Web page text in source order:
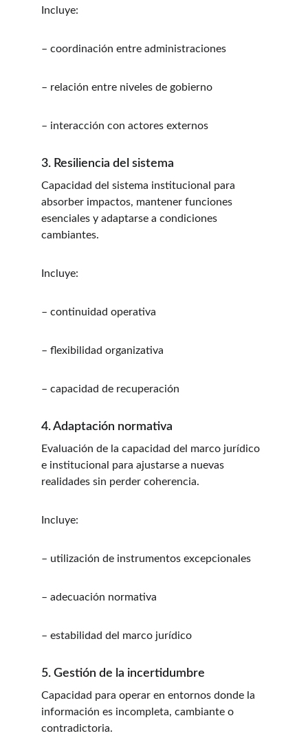
Incluye:
– coordinación entre administraciones
– relación entre niveles de gobierno
– interacción con actores externos
3. Resiliencia del sistema
Capacidad del sistema institucional para
absorber impactos, mantener funciones
esenciales y adaptarse a condiciones
cambiantes.
Incluye:
– continuidad operativa
– flexibilidad organizativa
– capacidad de recuperación
4. Adaptación normativa
Evaluación de la capacidad del marco jurídico
e institucional para ajustarse a nuevas
realidades sin perder coherencia.
Incluye:
– utilización de instrumentos excepcionales
– adecuación normativa
– estabilidad del marco jurídico
5. Gestión de la incertidumbre
Capacidad para operar en entornos donde la
información es incompleta, cambiante o
contradictoria.